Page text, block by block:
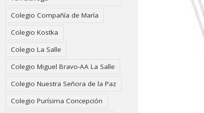
Colegio Compañía de María
Colegio Kostka
Colegio La Salle
Colegio Miguel Bravo-AA La Salle
Colegio Nuestra Señora de la Paz
Colegio Purísima Concepción